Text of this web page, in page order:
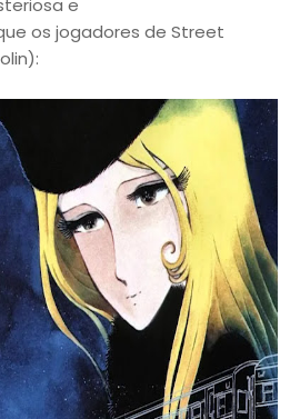
e
os jogadores de Street